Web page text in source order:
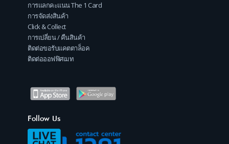
การแลกคะแนน The 1 Card
การจัดส่งสินค้า
Click & Collect
การเปลี่ยน / คืนสินค้า
ติดต่อขอรับแคตตาล็อค
ติดต่อออฟฟิศเมท
Follow Us